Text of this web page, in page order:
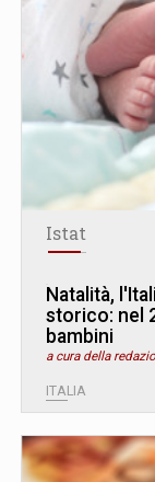
Istat
Natalità,
storico: nel
bambini
a cura della
ITALIA